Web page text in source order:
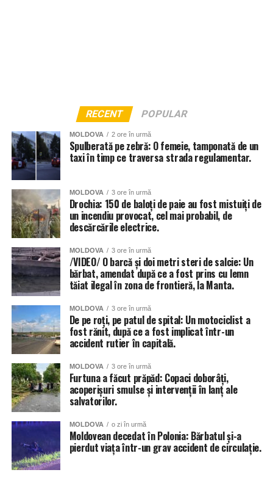
RECENT POPULAR
MOLDOVA 2 ore în urmă
Spulberată pe zebră: O femeie, tamponată de un
taxi în timp ce traversa strada regulamentar.
MOLDOVA 3 ore în urmă
Drochia: 150 de baloți de paie au fost mistuiți de
un incendiu provocat, cel mai probabil, de
descărcările electrice.
MOLDOVA 3 ore în urmă
/VIDEO/ O barcă și doi metri steri de salcie: Un
bărbat, amendat după ce a fost prins cu lemn
tăiat ilegal în zona de frontieră, la Manta.
MOLDOVA 3 ore în urmă
De pe roți, pe patul de spital: Un motociclist a
fost rănit, după ce a fost implicat într-un
accident rutier în capitală.
MOLDOVA 3 ore în urmă
Furtuna a făcut prăpăd: Copaci doborâți,
acoperișuri smulse și intervenții în lanț ale
salvatorilor.
MOLDOVA o zi în urmă
Moldovean decedat în Polonia: Bărbatul și-a
pierdut viața într-un grav accident de circulație.